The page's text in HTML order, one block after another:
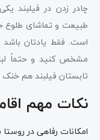
چادر زدن در فیلبند
طبیعت و تماشای طلوع
است. فقط یادتان
مشخص کنید و حتماً
تابستان فیلبند هم
نکات مهم
امکانات رفاهی در